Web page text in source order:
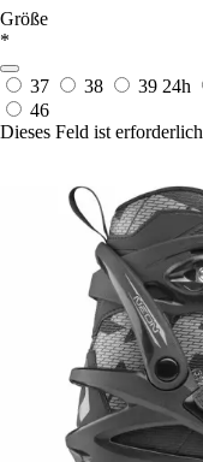
Größe
*
37 38 39 24h
46
Dieses Feld ist erforderlich